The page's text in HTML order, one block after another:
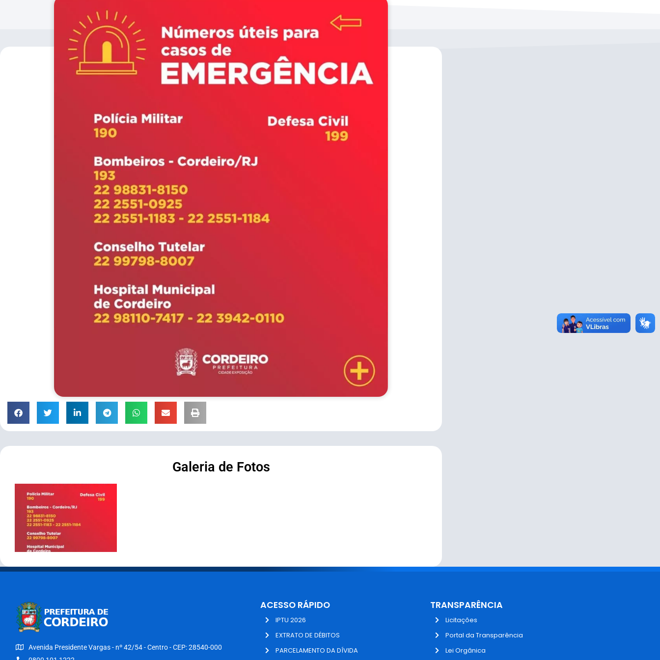
Galeria de Fotos
Avenida Presidente Vargas - nº 42/54 - Centro - CEP: 28540-000
ACESSO RÁPIDO
IPTU 2026
EXTRATO DE DÉBITOS
PARCELAMENTO DA DÍVIDA
TRANSPARÊNCIA
Licitações
Portal da Transparência
Lei Orgânica